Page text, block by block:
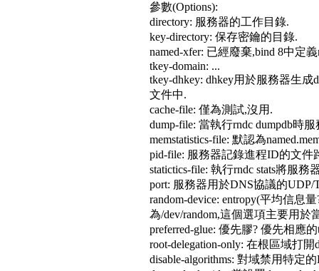
參數(Options):
directory: 服務器的工作目錄.
key-directory: 保存密鑰的目錄.
named-xfer: 已經廢棄,bind 8中定
tkey-domain: ...
tkey-dhkey: dhkey用於服務器生
文件中.
cache-file: 僅為測試,沒用.
dump-file: 當執行rndc dumpdb時
memstatistics-file: 默認為
pid-file: 服務器記錄進程ID的文件
statictics-file: 執行rndc stats將服務
port: 服務器用於DNS協議的UDP/
random-device: entropy(平均信息
為/dev/random,這個選項主要用
preferred-glue: 優先膠? 優先相應的
root-delegation-only: 在根區域打
disable-algorithms: 對域禁用特定